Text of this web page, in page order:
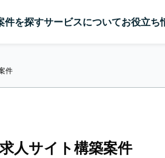
件を探すサービスについてお役立ち
件
人サイト構築案件